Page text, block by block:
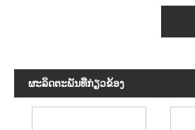
ຜະ​ລິດ​ຕະ​ພັນ​ທີ່​ກ່ຽວ​ຂ້ອງ